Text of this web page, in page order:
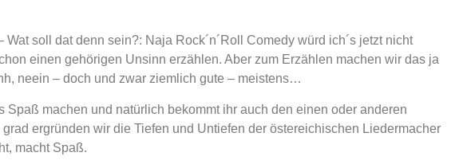
soll dat denn sein?: Naja Rock´n´Roll Comedy würd ich´s jetzt nicht
einen gehörigen Unsinn erzählen. Aber zum Erzählen machen wir das ja
neein – doch und zwar ziemlich gute – meistens…
Spaß machen und natürlich bekommt ihr auch den einen oder anderen
ergründen wir die Tiefen und Untiefen der östereichischen Liedermacher
macht Spaß.